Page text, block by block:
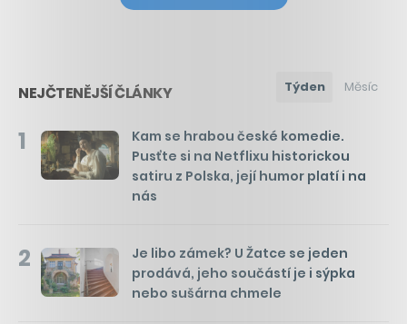
NEJČTENĚJŠÍ ČLÁNKY Týden Měsíc
1
Kam se hrabou české komedie.
Pusťte si na Netflixu historickou
satiru z Polska, její humor platí i na
nás
2
Je libo zámek? U Žatce se jeden
prodává, jeho součástí je i sýpka
nebo sušárna chmele